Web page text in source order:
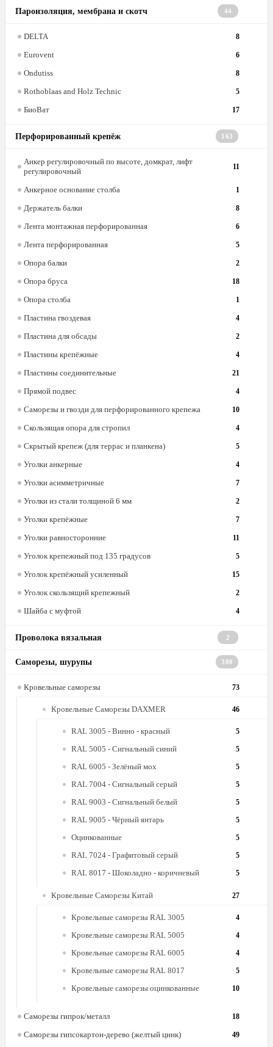
Пароизоляция, мембрана и скотч 44
DELTA 8
Eurovent 6
Ondutiss 8
Rothoblaas and Holz Technic 5
БиоВат 17
Перфорированный крепёж 163
Анкер регулировочный по высоте, домкрат, лифт
регулировочный
11
Анкерное основание столба 1
Держатель балки 8
Лента монтажная перфорированная 6
Лента перфорированная 5
Опора балки 2
Опора бруса 18
Опора столба 1
Пластина гвоздевая 4
Пластина для обсады 2
Пластины крепёжные 4
Пластины соединительные 21
Прямой подвес 4
Саморезы и гвозди для перфорированного крепежа 10
Скользящая опора для стропил 4
Скрытый крепеж (для террас и планкена) 5
Уголки анкерные 4
Уголки асимметричные 7
Уголки из стали толщиной 6 мм 2
Уголки крепёжные 7
Уголки равносторонние 11
Уголок крепежный под 135 градусов 5
Уголок крепёжный усиленный 15
Уголок скользящий крепежный 2
Шайба с муфтой 4
Проволока вязальная 2
Саморезы, шурупы 380
Кровельные саморезы 73
Кровельные Саморезы DAXMER 46
RAL 3005 - Винно - красный 5
RAL 5005 - Сигнальный синий 5
RAL 6005 - Зелёный мох 5
RAL 7004 - Сигнальный серый 5
RAL 9003 - Сигнальный белый 5
RAL 9005 - Чёрный янтарь 5
Оцинкованные 5
RAL 7024 - Графитовый серый 5
RAL 8017 - Шоколадно - коричневый 5
Кровельные Саморезы Китай 27
Кровельные саморезы RAL 3005 4
Кровельные саморезы RAL 5005 4
Кровельные саморезы RAL 6005 4
Кровельные саморезы RAL 8017 5
Кровельные саморезы оцинкованные 10
Саморезы гипрок/металл 18
Саморезы гипсокартон-дерево (желтый цинк) 49